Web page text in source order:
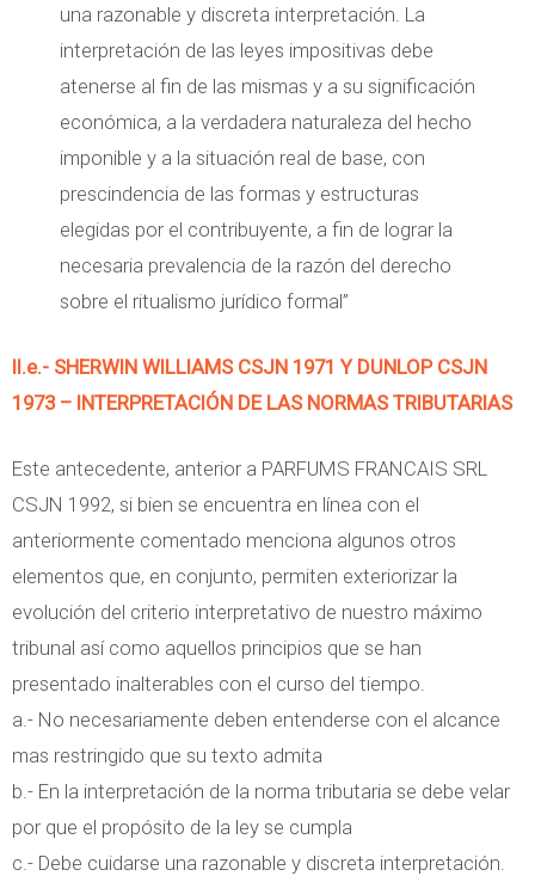
una razonable y discreta interpretación. La
interpretación de las leyes impositivas debe
atenerse al fin de las mismas y a su significación
económica, a la verdadera naturaleza del hecho
imponible y a la situación real de base, con
prescindencia de las formas y estructuras
elegidas por el contribuyente, a fin de lograr la
necesaria prevalencia de la razón del derecho
sobre el ritualismo jurídico formal”
II.e.- SHERWIN WILLIAMS CSJN 1971 Y DUNLOP CSJN
1973 – INTERPRETACIÓN DE LAS NORMAS TRIBUTARIAS
Este antecedente, anterior a PARFUMS FRANCAIS SRL
CSJN 1992, si bien se encuentra en línea con el
anteriormente comentado menciona algunos otros
elementos que, en conjunto, permiten exteriorizar la
evolución del criterio interpretativo de nuestro máximo
tribunal así como aquellos principios que se han
presentado inalterables con el curso del tiempo.
a.- No necesariamente deben entenderse con el alcance
mas restringido que su texto admita
b.- En la interpretación de la norma tributaria se debe velar
por que el propósito de la ley se cumpla
c.- Debe cuidarse una razonable y discreta interpretación.